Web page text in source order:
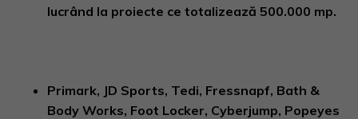
lucrând la proiecte ce totalizează 500.000 mp.
Primark, JD Sports, Tedi, Fressnapf, Bath &
Body Works, Foot Locker, Cyberjump, Popeyes